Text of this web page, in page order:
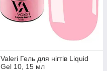
Valeri Гель для нігтів Liquid
Gel 10, 15 мл